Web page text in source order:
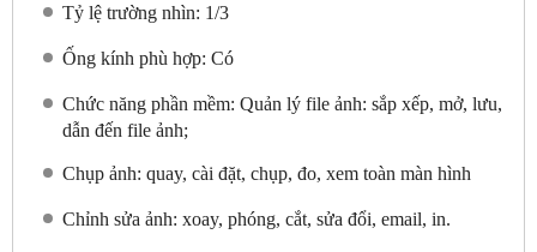
Tỷ lệ trường nhìn: 1/3
Ống kính phù hợp: Có
Chức năng phần mềm: Quản lý file ảnh: sắp xếp, mở, lưu,
dẫn đến file ảnh;
Chụp ảnh: quay, cài đặt, chụp, đo, xem toàn màn hình
Chỉnh sửa ảnh: xoay, phóng, cắt, sửa đổi, email, in.